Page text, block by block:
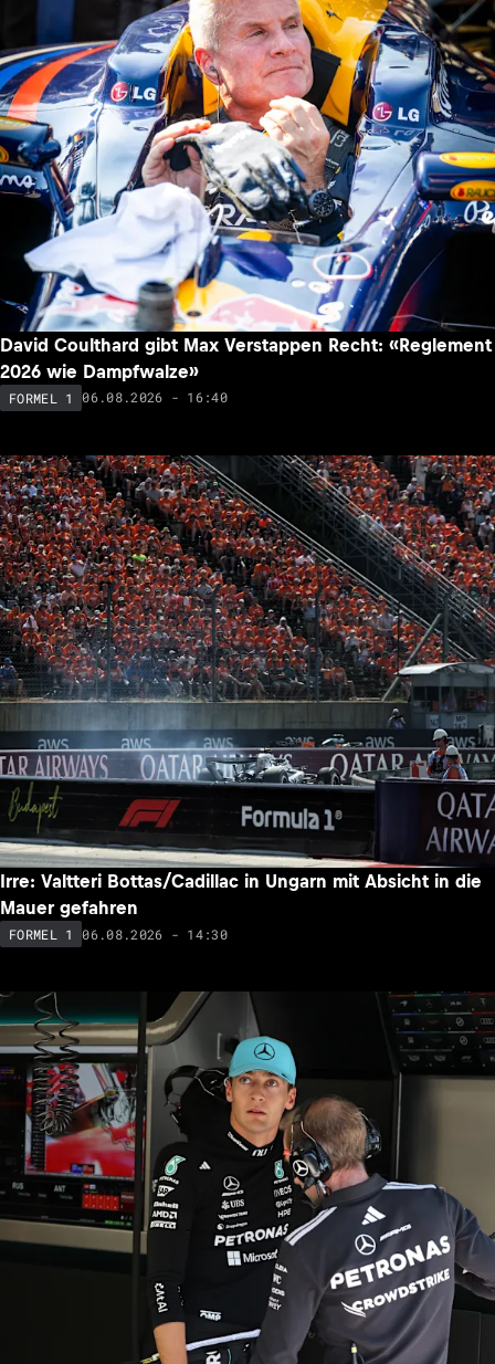
David Coulthard gibt Max Verstappen Recht: «Reglement
2026 wie Dampfwalze»
FORMEL 1 06.08.2026 - 16:40
Irre: Valtteri Bottas/Cadillac in Ungarn mit Absicht in die
Mauer gefahren
FORMEL 1 06.08.2026 - 14:30